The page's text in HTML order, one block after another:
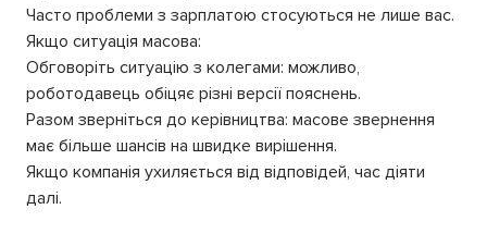
Часто проблеми з зарплатою стосуються не лише вас.
Якщо ситуація масова:
Обговоріть ситуацію з колегами: можливо,
роботодавець обіцяє різні версії пояснень.
Разом зверніться до керівництва: масове звернення
має більше шансів на швидке вирішення.
Якщо компанія ухиляється від відповідей, час діяти
далі.